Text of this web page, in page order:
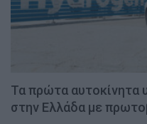
Τα πρώτα αυτοκίνητα
στην Ελλάδα με